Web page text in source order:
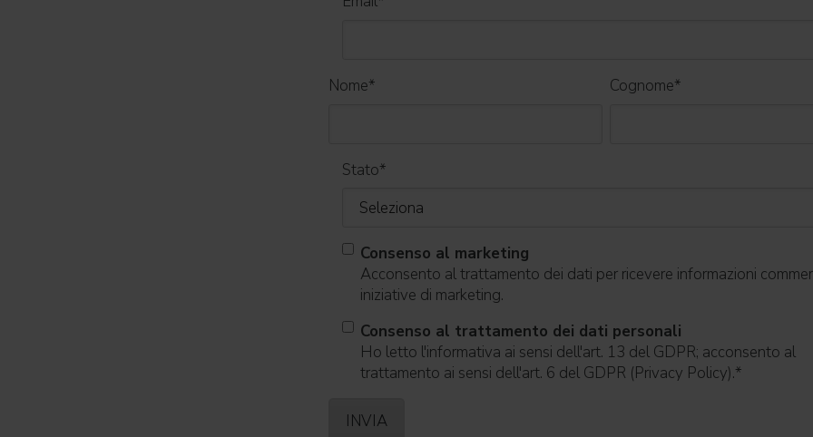
Nome* Cognome*
Stato*
Consenso al marketing
Acconsento al trattamento dei dati per ricevere informazioni
iniziative di marketing.
Consenso al trattamento dei dati personali
Ho letto l'informativa ai sensi dell'art. 13 del GDPR; acconsento al
trattamento ai sensi dell'art. 6 del GDPR (Privacy Policy).*